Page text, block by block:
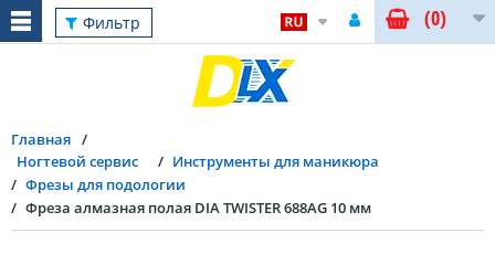
Фильтр (0)
Главная
Ногтевой сервис
Инструменты для маникюра
Фрезы для подологии
Фреза алмазная полая DIA TWISTER 688AG 10 мм